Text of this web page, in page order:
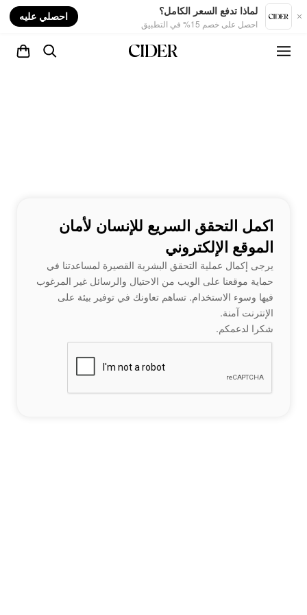
لماذا تدفع السعر الكامل؟
احصل على خصم 15% في التطبيق
احصلي عليه
اكمل التحقق السريع للإنسان لأمان
الموقع الإلكتروني
يرجى إكمال عملية التحقق البشرية القصيرة لمساعدتنا في
حماية موقعنا على الويب من الاحتيال والرسائل غير المرغوب
فيها وسوء الاستخدام. تساهم تعاونك في توفير بيئة على
الإنترنت آمنة.
شكرا لدعمكم.